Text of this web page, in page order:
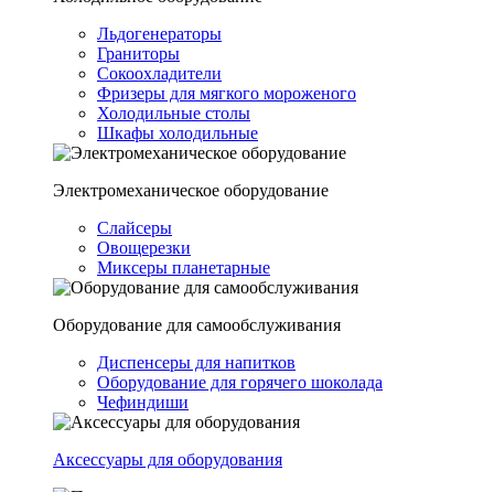
Льдогенераторы
Граниторы
Сокоохладители
Фризеры для мягкого мороженого
Холодильные столы
Шкафы холодильные
Электромеханическое оборудование
Слайсеры
Овощерезки
Миксеры планетарные
Оборудование для самообслуживания
Диспенсеры для напитков
Оборудование для горячего шоколада
Чефиндиши
Аксессуары для оборудования